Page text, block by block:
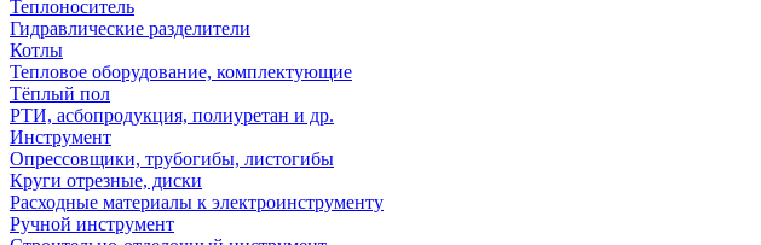
Теплоноситель
Гидравлические разделители
Котлы
Тепловое оборудование, комплектующие
Тёплый пол
РТИ, асбопродукция, полиуретан и др.
Инструмент
Опрессовщики, трубогибы, листогибы
Круги отрезные, диски
Расходные материалы к электроинструменту
Ручной инструмент